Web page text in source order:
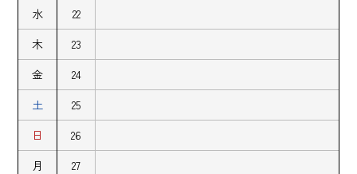
水
22
木
23
金
24
土
25
日
26
月
27